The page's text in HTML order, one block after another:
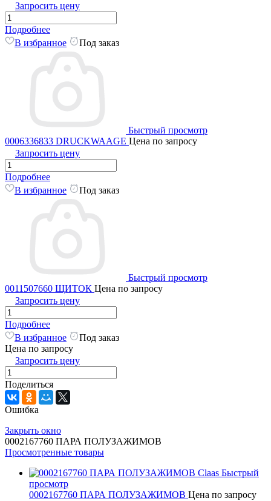
Запросить цену
Подробнее
В избранное
Под заказ
Быстрый просмотр
0006336833 DRUCKWAAGE Цена по запросу
Запросить цену
Подробнее
В избранное
Под заказ
Быстрый просмотр
0011507660 ЩИТОК Цена по запросу
Запросить цену
Подробнее
В избранное
Под заказ
Цена по запросу
Запросить цену
Поделиться
Ошибка
Закрыть окно
0002167760 ПАРА ПОЛУЗАЖИМОВ
Просмотренные товары
Быстрый
просмотр
0002167760 ПАРА ПОЛУЗАЖИМОВ Цена по запросу